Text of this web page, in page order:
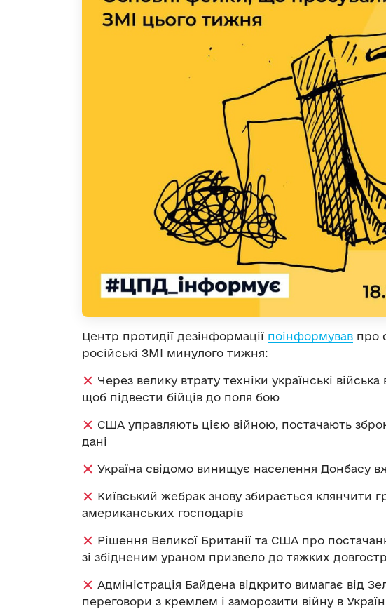
Центр протидії дезінформації поінформував про
російські ЗМІ минулого тижня:
Через велику втрату техніки українські
щоб підвести бійців до поля бою
США управляють цією війною, постачають
дані
Україна свідомо винищує населення Донбасу
Київський жебрак знову збирається клянчити
американських господарів
Рішення Великої Британії та США про
зі збідненим ураном призвело до тяжких
Адміністрація Байдена відкрито вимагає від
переговори з кремлем і заморозити війну в